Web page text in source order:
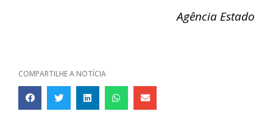
Agência Estado
COMPARTILHE A NOTÍCIA